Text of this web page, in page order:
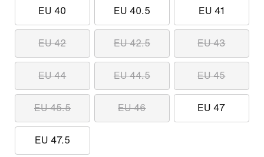
EU 40 EU 40.5 EU 41
EU 42 EU 42.5 EU 43
EU 44 EU 44.5 EU 45
EU 45.5 EU 46 EU 47
EU 47.5